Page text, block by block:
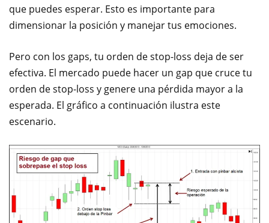
que puedes esperar. Esto es importante para
dimensionar la posición y manejar tus emociones.
Pero con los gaps, tu orden de stop-loss deja de ser
efectiva. El mercado puede hacer un gap que cruce tu
orden de stop-loss y genere una pérdida mayor a la
esperada. El gráfico a continuación ilustra este
escenario.